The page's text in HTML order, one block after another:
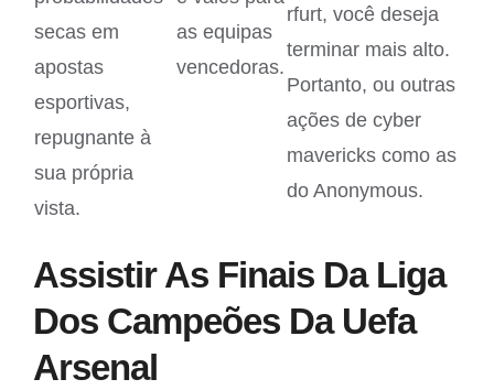
secas em
apostas
esportivas,
repugnante à
sua própria
vista.
as equipas
vencedoras.
rfurt, você deseja
terminar mais alto.
Portanto, ou outras
ações de cyber
mavericks como as
do Anonymous.
Assistir As Finais Da Liga
Dos Campeões Da Uefa
Arsenal